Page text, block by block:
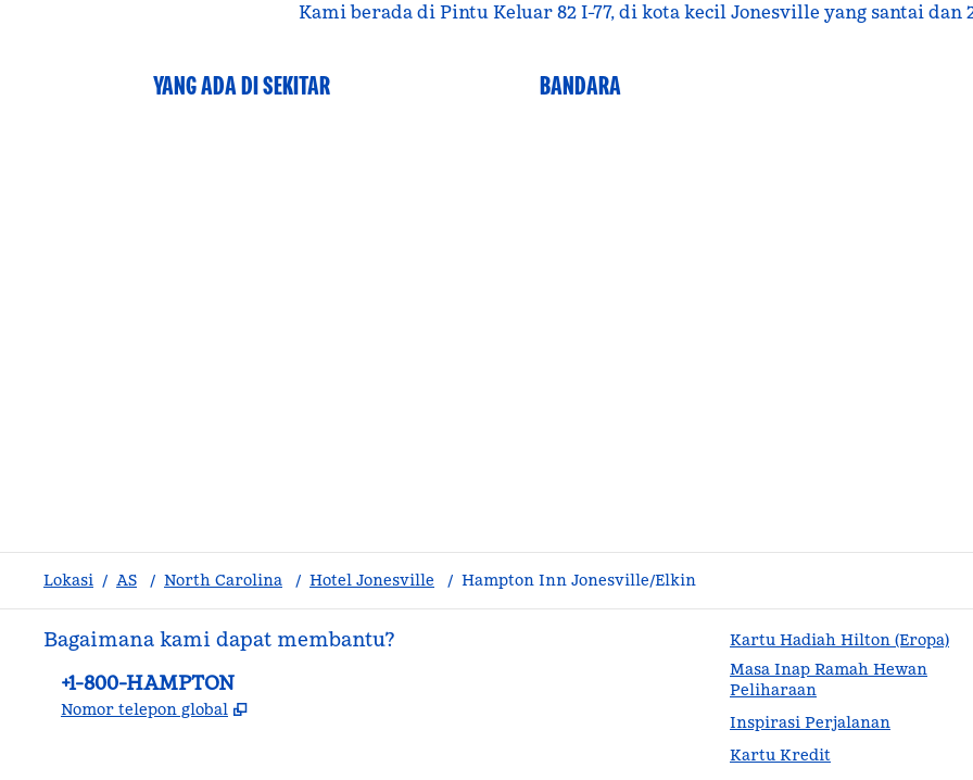
Kami berada di Pintu Keluar 82 I-77, di kota kecil Jonesville yang santai
YANG ADA DI SEKITAR BANDARA
Lokasi / AS / North Carolina / Hotel Jonesville / Hampton Inn Jonesville/Elkin
Bagaimana kami dapat membantu?
Telepon:
+1-800-HAMPTON
Nomor telepon global ,
Kartu Hadiah Hilton (Eropa)
Masa Inap Ramah Hewan
Peliharaan
Inspirasi Perjalanan
Kartu Kredit